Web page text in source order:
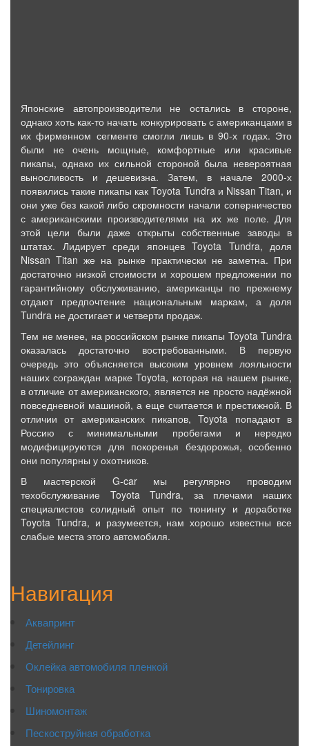
Японские автопроизводители не остались в стороне,
однако хоть как-то начать конкурировать с американцами в
их фирменном сегменте смогли лишь в 90-х годах. Это
были не очень мощные, комфортные или красивые
пикапы, однако их сильной стороной была невероятная
выносливость и дешевизна. Затем, в начале 2000-х
появились такие пикапы как Toyota Tundra и Nissan Titan, и
они уже без какой либо скромности начали соперничество
с американскими производителями на их же поле. Для
этой цели были даже открыты собственные заводы в
штатах. Лидирует среди японцев Toyota Tundra, доля
Nissan Titan же на рынке практически не заметна. При
достаточно низкой стоимости и хорошем предложении по
гарантийному обслуживанию, американцы по прежнему
отдают предпочтение национальным маркам, а доля
Tundra не достигает и четверти продаж.
Тем не менее, на российском рынке пикапы Toyota Tundra
оказалась достаточно востребованными. В первую
очередь это объясняется высоким уровнем лояльности
наших сограждан марке Toyota, которая на нашем рынке,
в отличие от американского, является не просто надёжной
повседневной машиной, а еще считается и престижной. В
отличии от американских пикапов, Toyota попадают в
Россию с минимальными пробегами и нередко
модифицируются для покоренья бездорожья, особенно
они популярны у охотников.
В мастерской G-car мы регулярно проводим
техобслуживание Toyota Tundra, за плечами наших
специалистов солидный опыт по тюнингу и доработке
Toyota Tundra, и разумеется, нам хорошо известны все
слабые места этого автомобиля.
Навигация
Аквапринт
Детейлинг
Оклейка автомобиля пленкой
Тонировка
Шиномонтаж
Пескоструйная обработка